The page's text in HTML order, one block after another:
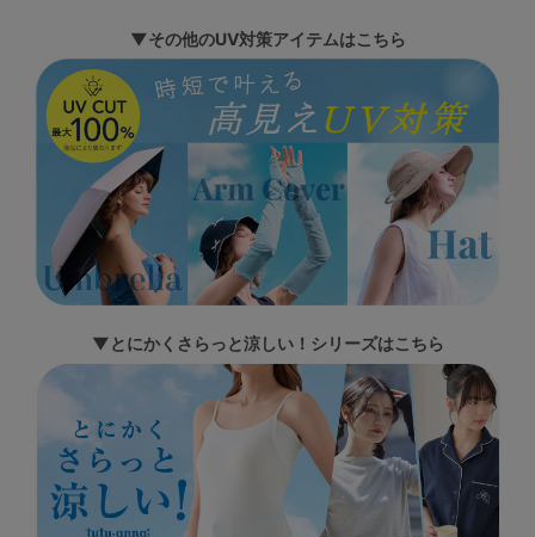
▼その他のUV対策アイテムはこちら
▼とにかくさらっと涼しい！シリーズはこちら